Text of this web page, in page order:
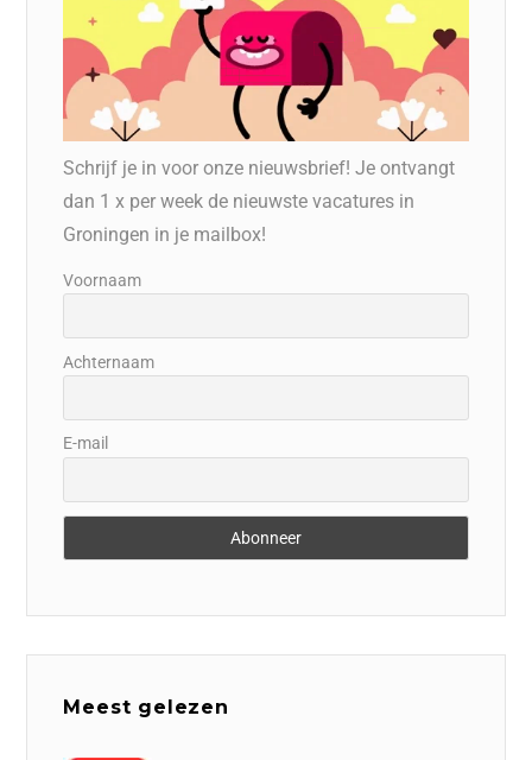
Schrijf je in voor onze nieuwsbrief! Je ontvangt
dan 1 x per week de nieuwste vacatures in
Groningen in je mailbox!
Voornaam
Achternaam
E-mail
Meest gelezen